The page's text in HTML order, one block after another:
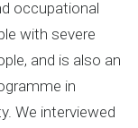
occupational
with severe
and is also an
in
We interviewed